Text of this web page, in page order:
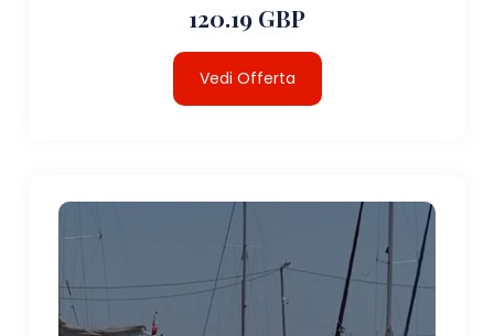
120.19 GBP
Vedi Offerta